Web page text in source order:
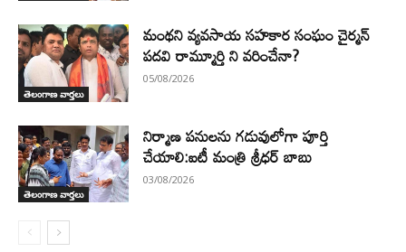
తెలంగాణ వార్తలు
మంథని వ్యవసాయ సహకార సంఘం చైర్మన్
పదవి రామ్మూర్తి ని వరించేనా?
05/08/2026
తెలంగాణ వార్తలు
నిర్మాణ పనులను గడువులోగా పూర్తి
చేయాలి:ఐటీ మంత్రి శ్రీధర్ బాబు
03/08/2026